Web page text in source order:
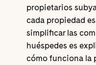
propietarios
cada propiedad
simplificar las
huéspedes es
cómo funciona la